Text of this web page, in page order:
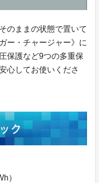
のままの状態で置いて
ー・チャージャー》に
保護など9つの多重保
心してお使いくださ
）